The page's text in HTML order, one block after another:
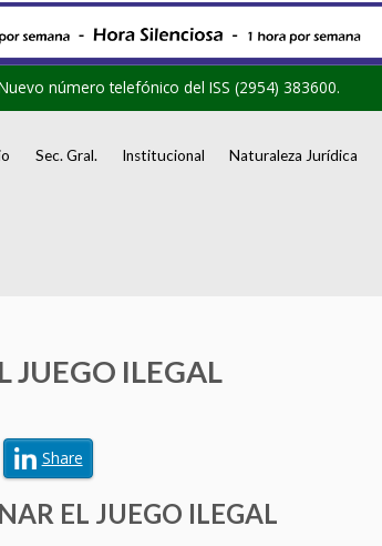
número telefónico del ISS (2954) 383600.
Sec. Gral. Institucional Naturaleza Jurídica
JUEGO ILEGAL
Share
EL JUEGO ILEGAL